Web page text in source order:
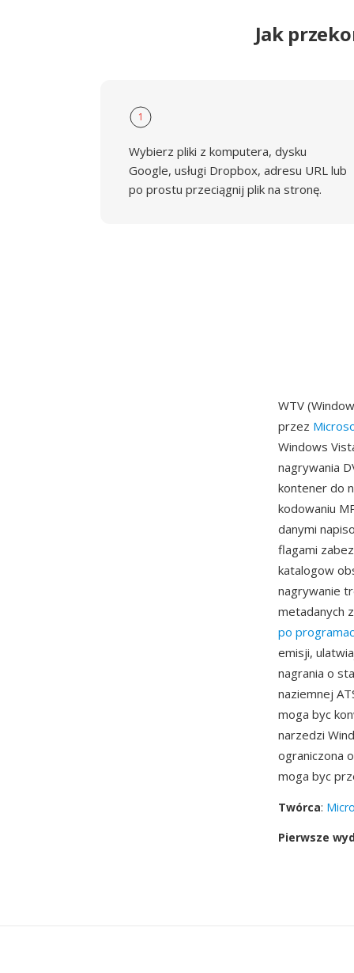
Jak
1
Wybierz pliki z komputera, dysku
Google, usługi Dropbox, adresu URL lub
po prostu przeciągnij plik na stronę.
WTV
przez
Windows
nagrywania
kontener do
kodowaniu
danymi
flagami
katalogow
nagrywanie
metadanych
po
emisji,
nagrania o
naziemnej
moga byc
narzedzi
ograniczona
moga byc
Twórca:
Pierwsze